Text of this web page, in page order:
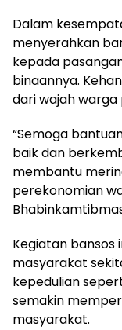
Dalam
menyerahkan
kepada
binaannya.
dari wajah warga
“Semoga
baik dan
membantu
perekonomian
Kegiatan bansos
masyarakat
kepedulian
semakin
masyarakat.